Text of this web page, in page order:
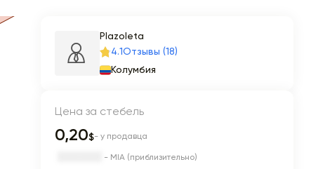
Plazoleta
4.1Отзывы (18)
Колумбия
Цена за стебель
0,20$- у продавца
- MIA (приблизительно)